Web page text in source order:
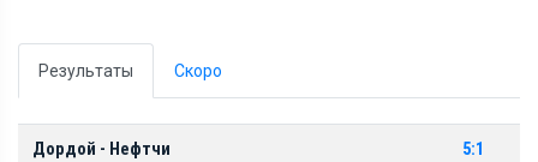
Результаты Скоро
Дордой - Нефтчи 5:1